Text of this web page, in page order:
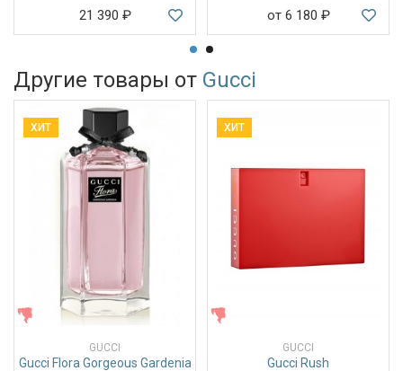
21 390 ₽ от 6 180 ₽
Другие товары от Gucci
ХИТ
ЖЕНСКИЕ
GUCCI
Gucci Flora Gorgeous Gardenia
ХИТ
GUCCI
Gucci Rush